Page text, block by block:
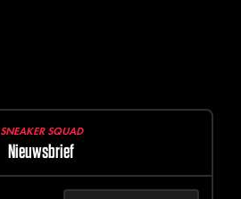
SNEAKER SQUAD
Nieuwsbrief